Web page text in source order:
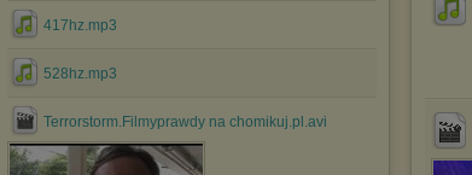
417hz.mp3
528hz.mp3
Terrorstorm.Filmyprawdy na chomikuj.pl.avi